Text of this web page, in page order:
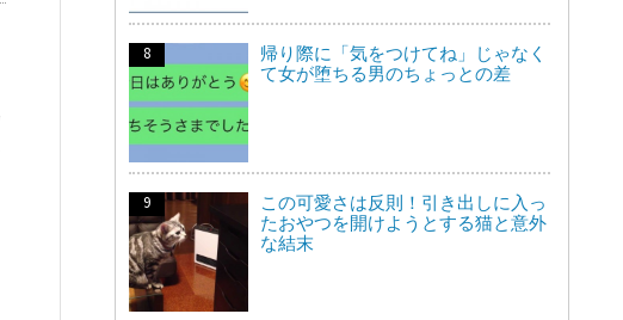
帰り際に「気をつけてね」じゃなく
て女が堕ちる男のちょっとの差
この可愛さは反則！引き出しに入っ
たおやつを開けようとする猫と意外
な結末